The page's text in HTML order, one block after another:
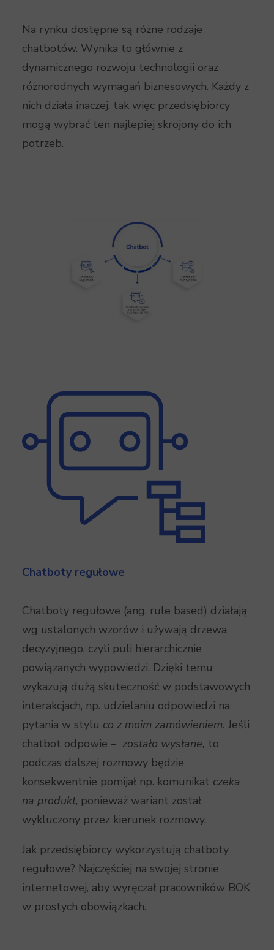
Na rynku dostępne są różne rodzaje
chatbotów. Wynika to głównie z
dynamicznego rozwoju technologii oraz
różnorodnych wymagań biznesowych. Każdy z
nich działa inaczej, tak więc przedsiębiorcy
mogą wybrać ten najlepiej skrojony do ich
potrzeb.
Chatboty regułowe
Chatboty regułowe (ang. rule based) działają
wg ustalonych wzorów i używają drzewa
decyzyjnego, czyli puli hierarchicznie
powiązanych wypowiedzi. Dzięki temu
wykazują dużą skuteczność w podstawowych
interakcjach, np. udzielaniu odpowiedzi na
pytania w stylu co z moim zamówieniem. Jeśli
chatbot odpowie – zostało wysłane, to
podczas dalszej rozmowy będzie
konsekwentnie pomijał np. komunikat czeka
na produkt, ponieważ wariant został
wykluczony przez kierunek rozmowy.
Jak przedsiębiorcy wykorzystują chatboty
regułowe? Najczęściej na swojej stronie
internetowej, aby wyręczał pracowników BOK
w prostych obowiązkach.